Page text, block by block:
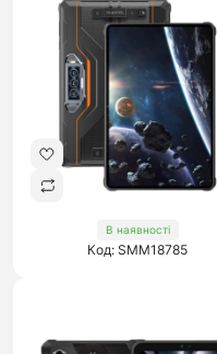
В наявності
Код: SMM18785